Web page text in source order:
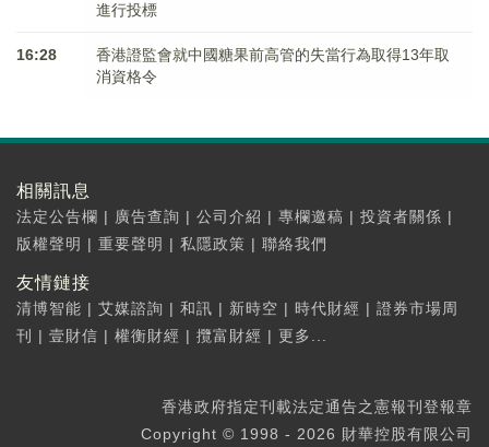
進行投標
16:28
香港證監會就中國糖果前高管的失當行為取得13年取
消資格令
相關訊息
法定公告欄 | 廣告查詢 | 公司介紹 | 專欄邀稿 | 投資者關係 |
版權聲明 | 重要聲明 | 私隱政策 | 聯絡我們
友情鏈接
清博智能 | 艾媒諮詢 | 和訊 | 新時空 | 時代財經 | 證券市場周
刊
| 壹財信 | 權衡財經 | 攬富財經 | 更多...
香港政府指定刊載法定通告之憲報刊登報章
Copyright © 1998 - 2026 財華控股有限公司